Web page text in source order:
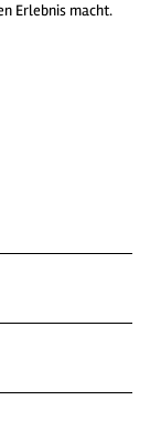
Erlebnis macht.